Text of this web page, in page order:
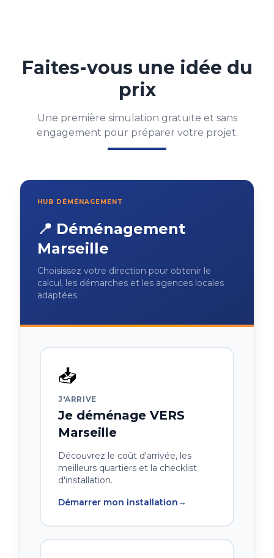
Faites-vous une idée du
prix
Une première simulation gratuite et sans
engagement pour préparer votre projet.
HUB DÉMÉNAGEMENT
📍 Déménagement
Marseille
Choisissez votre direction pour obtenir le
calcul, les démarches et les agences locales
adaptées.
📥
J'ARRIVE
Je déménage VERS
Marseille
Découvrez le coût d'arrivée, les
meilleurs quartiers et la checklist
d'installation.
Démarrer mon installation→